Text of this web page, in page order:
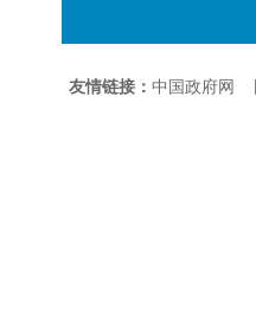
友情链接： 中国政府网